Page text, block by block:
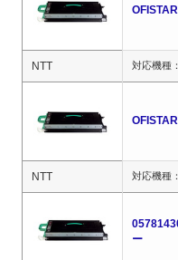
NTT 対応機種
NTT 対応機種
ー